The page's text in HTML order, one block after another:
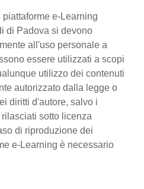
piattaforme e-Learning
di Padova si devono
all'uso personale a
essere utilizzati a scopi
utilizzo dei contenuti
autorizzato dalla legge o
diritti d'autore, salvo i
sotto licenza
di riproduzione dei
e-Learning è necessario